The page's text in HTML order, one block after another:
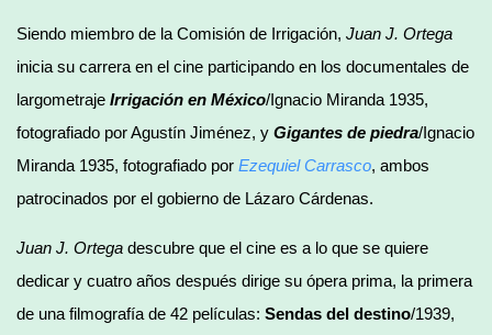
Siendo miembro de la Comisión de Irrigación, Juan J. Ortega
inicia su carrera en el cine participando en los documentales de
largometraje Irrigación en México/Ignacio Miranda 1935,
fotografiado por Agustín Jiménez, y Gigantes de piedra/Ignacio
Miranda 1935, fotografiado por Ezequiel Carrasco, ambos
patrocinados por el gobierno de Lázaro Cárdenas.
Juan J. Ortega descubre que el cine es a lo que se quiere
dedicar y cuatro años después dirige su ópera prima, la primera
de una filmografía de 42 películas: Sendas del destino/1939,